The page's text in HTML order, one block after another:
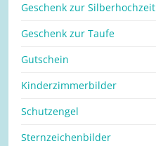
Geschenk zur Silberhochzeit
Geschenk zur Taufe
Gutschein
Kinderzimmerbilder
Schutzengel
Sternzeichenbilder